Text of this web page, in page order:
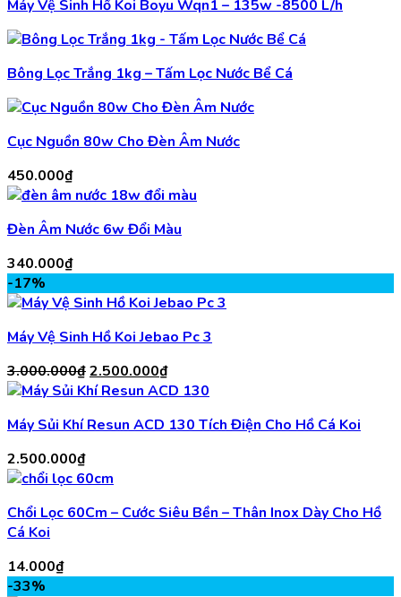
Máy Vệ Sinh Hồ Koi Boyu Wqn1 – 135w -8500 L/h
Bông Lọc Trắng 1kg – Tấm Lọc Nước Bể Cá
Cục Nguồn 80w Cho Đèn Âm Nước
450.000₫
Đèn Âm Nước 6w Đổi Màu
340.000₫
-17%
Máy Vệ Sinh Hồ Koi Jebao Pc 3
3.000.000₫Giá
gốc
3.000.000₫.
2.500.000₫Giá
hiện
là:
Máy Sủi Khí Resun ACD 130 Tích Điện Cho Hồ Cá Koi
2.500.000₫
Chổi Lọc 60Cm – Cước Siêu Bền – Thân Inox Dày Cho Hồ
Cá Koi
14.000₫
-33%